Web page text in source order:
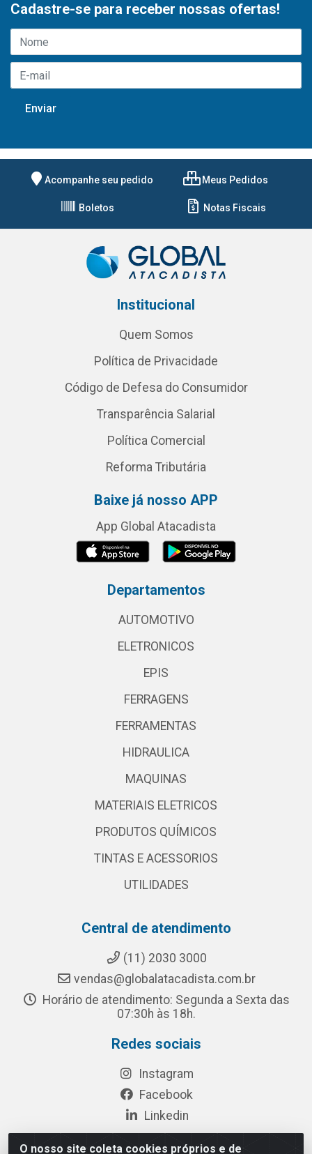
O nosso site coleta cookies próprios e de
Cadastre-se para receber nossas ofertas!
Acompanhe seu pedido Meus Pedidos
Boletos Notas Fiscais
Institucional
Quem Somos
Política de Privacidade
Código de Defesa do Consumidor
Transparência Salarial
Política Comercial
Reforma Tributária
Baixe já nosso APP
App Global Atacadista
Departamentos
AUTOMOTIVO
ELETRONICOS
EPIS
FERRAGENS
FERRAMENTAS
HIDRAULICA
MAQUINAS
MATERIAIS ELETRICOS
PRODUTOS QUÍMICOS
TINTAS E ACESSORIOS
UTILIDADES
Central de atendimento
(11) 2030 3000
vendas@globalatacadista.com.br
Horário de atendimento: Segunda a Sexta das
07:30h às 18h.
Redes sociais
Instagram
Facebook
Linkedin